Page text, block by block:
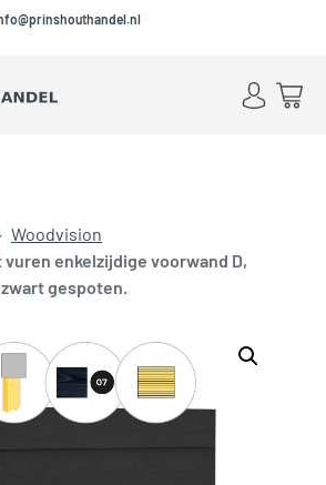
Skip to main content
Skip to footer
Account
sluiten
Woodvision
enkelzijdige voorwand D,
gespoten.